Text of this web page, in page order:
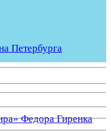
Петербурга
Федора Гиренка